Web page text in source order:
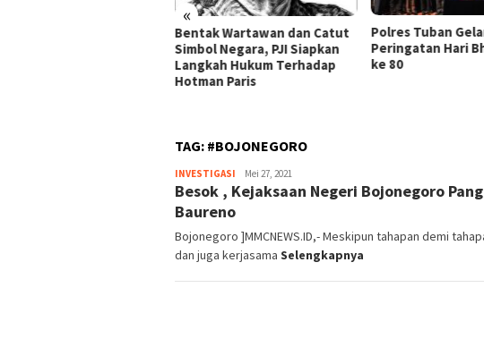
«
Bentak Wartawan dan Catut
Simbol Negara, PJI Siapkan
Langkah Hukum Terhadap
Hotman Paris
Polres Tuban
Peringatan Hari
ke 80
TAG: #BOJONEGORO
INVESTIGASI liputan6
Mei 27, 2021
Besok , Kejaksaan Negeri Bojonegoro
Baureno
Bojonegoro ]MMCNEWS.ID,- Meskipun tahapan demi
dan juga kerjasama Selengkapnya